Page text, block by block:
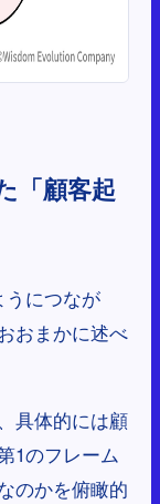
「顧客起
うにつなが
おまかに述べ
具体的には顧
1のフレーム
のかを俯瞰的